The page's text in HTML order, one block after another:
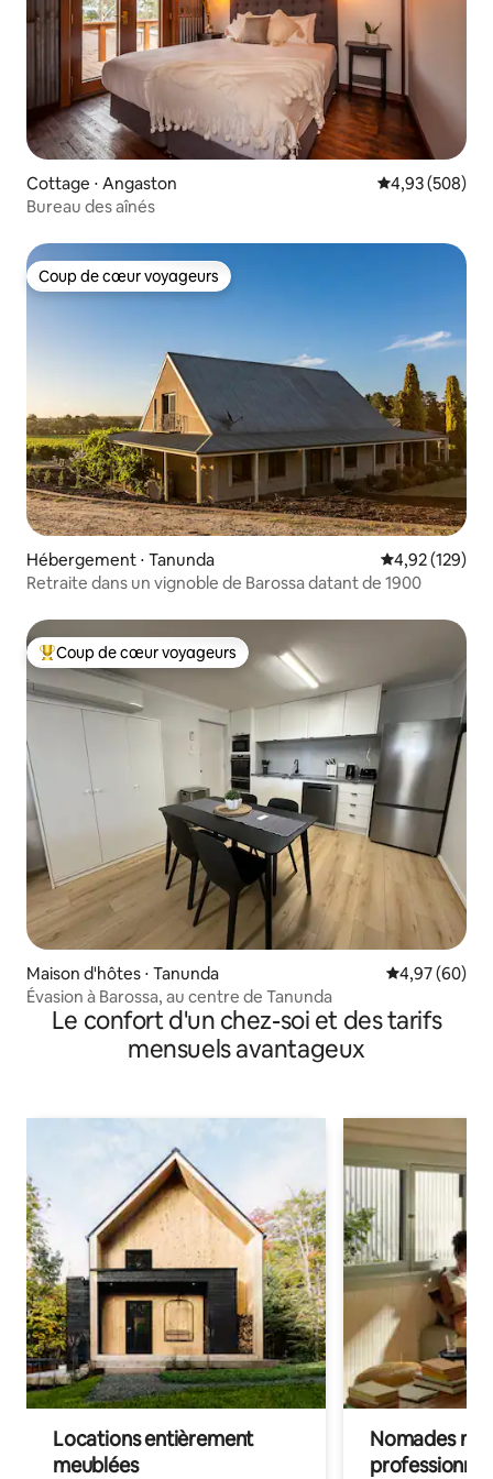
Cottage ⋅ Angaston Évaluation
4,93 (508)
Bureau des aînés
Coup de cœur voyageurs
Coup de cœur voyageurs
Hébergement ⋅ Tanunda Évaluation
4,92 (129)
Retraite dans un vignoble de Barossa datant de 1900
Coups de cœur voyageurs les plus appréciés
Coup de cœur voyageurs
Maison d'hôtes ⋅ Tanunda Évaluation
4,97 (60)
Évasion à Barossa, au centre de Tanunda
Le confort d'un chez-soi et des tarifs
mensuels avantageux
Locations entièrement
meublées
Nomades